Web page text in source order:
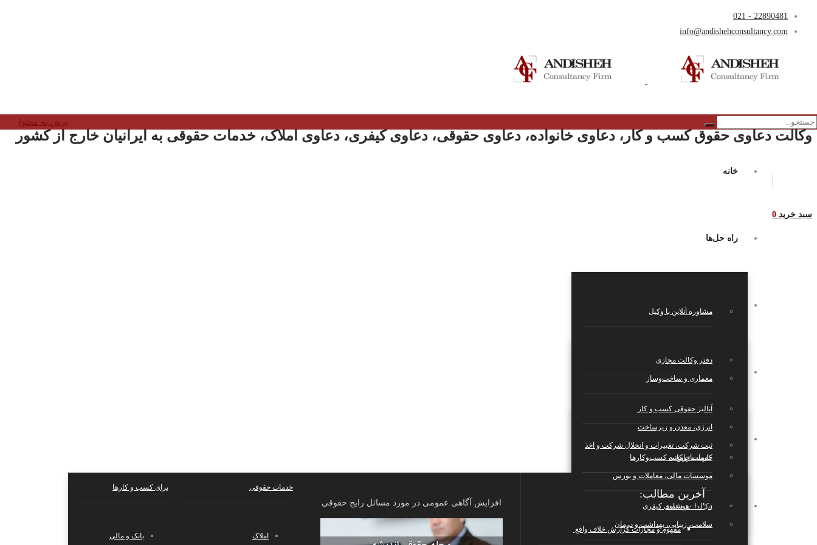
22890481 - 021
info@andishehconsultancy.com
وکالت دعاوی حقوق کسب و کار، دعاوی خانواده، دعاوی حقوقی، دعاوی کیفری، دعاوی املاک، خدمات حقوقی به ایرانیان خارج از کشور
سبد خرید 0
پرش به محتوا
خانه
راه حل‌ها
مشاوره آنلاین با وکیل
دفتر وکالت مجازی
آنالیز حقوقی کسب و کار
خدمات جامع به کسب‌وکارها
قرارداد هوشمند
پکیج‌های حقوقی
معماری و ساخت‌وساز
انرژی، معدن و زیرساخت
موسسات مالی، معاملات و بورس
سلامت، زیبایی، بهداشت و درمان
ثبت شرکت، تغییرات و انحلال شرکت و اخذ
کارت بازرکانی
وکالت در دعاوی کیفری
برای کسب و کارها
بانک و مالی
خدمات حقوقی
املاک
افزایش آگاهی عمومی در مورد مسائل رایج حقوقی
آخرین مطالب:
مفهوم و مجازات گزارش خلاف واقع
بانک قراردادها